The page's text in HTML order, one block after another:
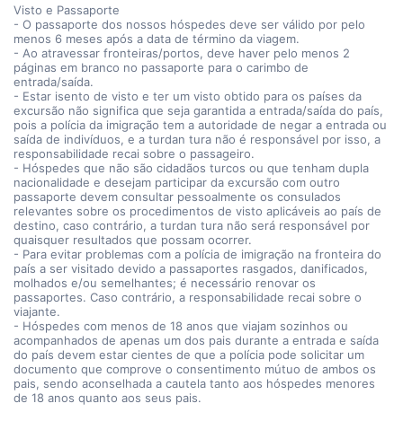
Visto e Passaporte
- O passaporte dos nossos hóspedes deve ser válido por pelo
menos 6 meses após a data de término da viagem.
- Ao atravessar fronteiras/portos, deve haver pelo menos 2
páginas em branco no passaporte para o carimbo de
entrada/saída.
- Estar isento de visto e ter um visto obtido para os países da
excursão não significa que seja garantida a entrada/saída do país,
pois a polícia da imigração tem a autoridade de negar a entrada ou
saída de indivíduos, e a turdan tura não é responsável por isso, a
responsabilidade recai sobre o passageiro.
- Hóspedes que não são cidadãos turcos ou que tenham dupla
nacionalidade e desejam participar da excursão com outro
passaporte devem consultar pessoalmente os consulados
relevantes sobre os procedimentos de visto aplicáveis ao país de
destino, caso contrário, a turdan tura não será responsável por
quaisquer resultados que possam ocorrer.
- Para evitar problemas com a polícia de imigração na fronteira do
país a ser visitado devido a passaportes rasgados, danificados,
molhados e/ou semelhantes; é necessário renovar os
passaportes. Caso contrário, a responsabilidade recai sobre o
viajante.
- Hóspedes com menos de 18 anos que viajam sozinhos ou
acompanhados de apenas um dos pais durante a entrada e saída
do país devem estar cientes de que a polícia pode solicitar um
documento que comprove o consentimento mútuo de ambos os
pais, sendo aconselhada a cautela tanto aos hóspedes menores
de 18 anos quanto aos seus pais.